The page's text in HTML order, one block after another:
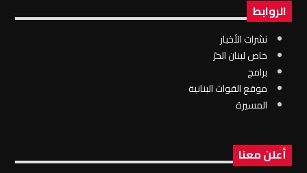
الروابط
نشرات الأخبار
خاص لبنان الحرّ
برامج
موقع القوات البنانية
المسيرة
أعلن معنا